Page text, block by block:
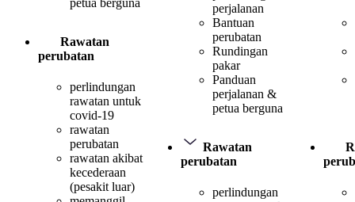
Rawatan
perubatan
perlindungan
rawatan untuk
covid-19
rawatan
perubatan
rawatan akibat
kecederaan
(pesakit luar)
perjalanan
Bantuan
perubatan
Rundingan
pakar
Panduan
perjalanan &
petua berguna
Rawatan
perubatan
perlindungan